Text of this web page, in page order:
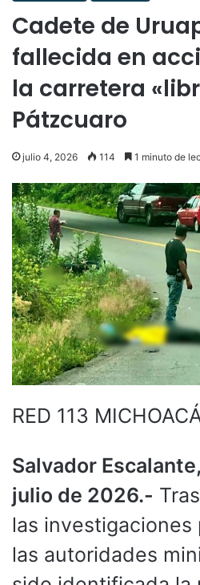
Cadete de
fallecida en
la carretera
Pátzcuaro
julio 4, 2026 114 1 minuto de
RED 113
Salvador
julio de 2026.-
las
las autoridades